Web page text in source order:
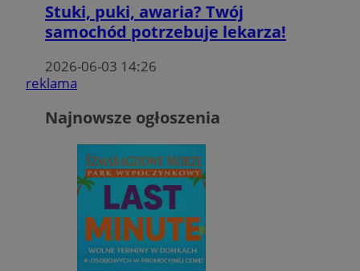
Stuki, puki, awaria? Twój
samochód potrzebuje lekarza!
2026-06-03 14:26
reklama
Najnowsze ogłoszenia